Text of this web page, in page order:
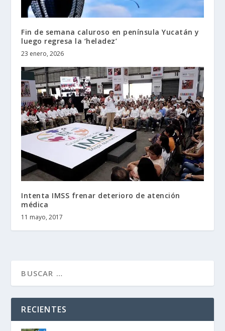
Fin de semana caluroso en península Yucatán y
luego regresa la ‘heladez’
23 enero, 2026
Intenta IMSS frenar deterioro de atención
médica
11 mayo, 2017
RECIENTES